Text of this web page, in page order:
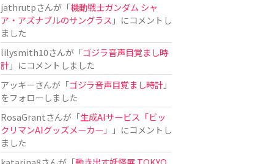
jathrutpさんが「機動戦士ガンダム シャ
ア・アズナブルのサングラス 」にコメントし
ました
lilysmith10さんが「ゴジラ音声目覚まし時
計」にコメントしました
アッキーさんが「ゴジラ音声目覚まし時計」
をフォローしました
RosaGrantさんが「生成AIサービス「ビッ
クリマンAIグッズメーカー」
」にコメントし
ました